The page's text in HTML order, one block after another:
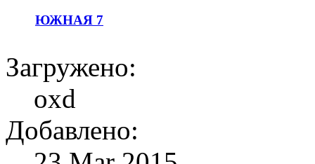
ЮЖНАЯ 7
Загружено:
oxd
Добавлено: